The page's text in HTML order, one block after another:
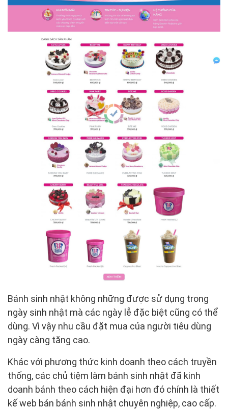
Bánh sinh nhật không những được sử dụng trong
ngày sinh nhật mà các ngày lễ đặc biệt cũng có thể
dùng. Vì vậy nhu cầu đặt mua của người tiêu dùng
ngày càng tăng cao.
Khác với phương thức kinh doanh theo cách truyền
thống, các chủ tiệm làm bánh sinh nhật đã kinh
doanh bánh theo cách hiện đại hơn đó chính là thiết
kế web bán bánh sinh nhật chuyên nghiệp, cao cấp.